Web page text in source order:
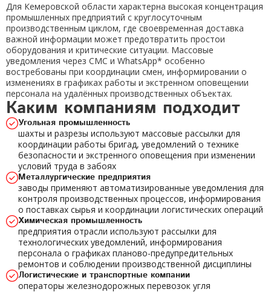
Для Кемеровской области характерна высокая концентрация
промышленных предприятий с круглосуточным
производственным циклом, где своевременная доставка
важной информации может предотвратить простои
оборудования и критические ситуации. Массовые
уведомления через СМС и WhatsApp* особенно
востребованы при координации смен, информировании о
изменениях в графиках работы и экстренном оповещении
персонала на удалённых производственных объектах.
Каким компаниям подходит
Угольная промышленность
шахты и разрезы используют массовые рассылки для
координации работы бригад, уведомлений о технике
безопасности и экстренного оповещения при изменении
условий труда в забоях
Металлургические предприятия
заводы применяют автоматизированные уведомления для
контроля производственных процессов, информирования
о поставках сырья и координации логистических операций
Химическая промышленность
предприятия отрасли используют рассылки для
технологических уведомлений, информирования
персонала о графиках планово-предупредительных
ремонтов и соблюдении производственной дисциплины
Логистические и транспортные компании
операторы железнодорожных перевозок угля